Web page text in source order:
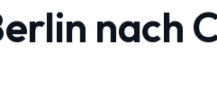
nach